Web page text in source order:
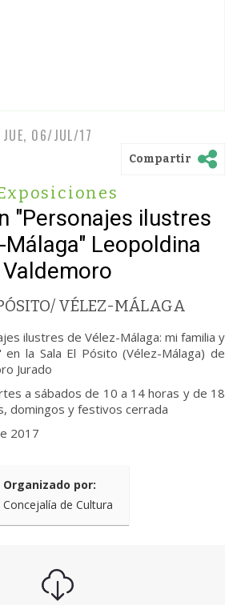
JUE, 06/JUL/17
Compartir
"Personajes ilustres
Málaga" Leopoldina
Valdemoro
VÉLEZ-MÁLAGA
ilustres de Vélez-Málaga: mi familia y
la Sala El Pósito (Vélez-Málaga) de
Jurado
a sábados de 10 a 14 horas y de 18
domingos y festivos cerrada
2017
Organizado por:
Concejalía de Cultura